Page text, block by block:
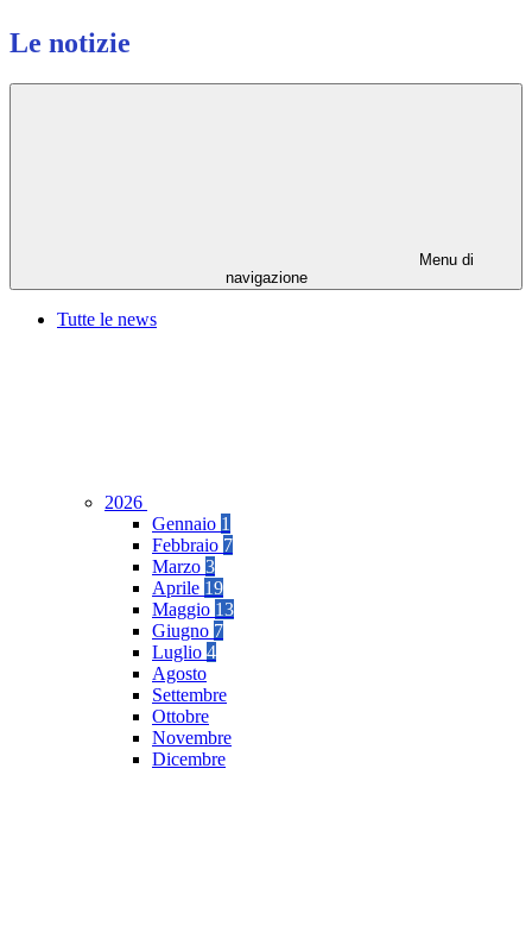
Le notizie
Menu di
navigazione
Tutte le news
2026
Gennaio 1
Febbraio 7
Marzo 3
Aprile 19
Maggio 13
Giugno 7
Luglio 4
Agosto
Settembre
Ottobre
Novembre
Dicembre